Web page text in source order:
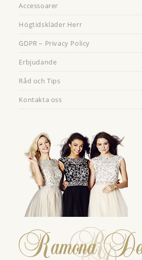
Accessoarer
Högtidskläder Herr
GDPR – Privacy Policy
Erbjudande
Råd och Tips
Kontakta oss